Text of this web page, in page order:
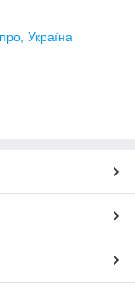
Україна